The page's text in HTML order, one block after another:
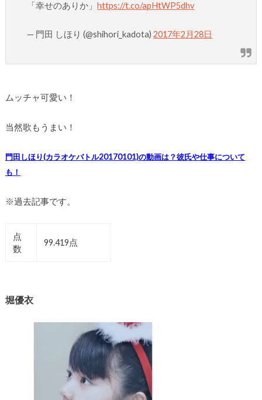
「幸せのありか」https://t.co/apHtWP5dhv
— 門田 しほり (@shihori_kadota)2017年2月28日
ムッチャ可愛い！
当然歌もうまい！
門田しほり(カラオケバトル20170101)の動画は？彼氏や仕事について
も！
※過去記事です。
点
数
99.419点
堀優衣